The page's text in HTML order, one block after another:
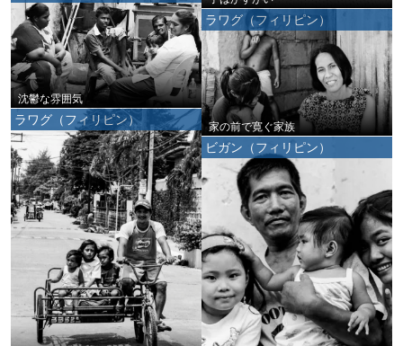
沈鬱な雰囲気
ラワグ（フィリピン）
家の前で寛ぐ家族
ラワグ（フィリピン）
ビガン（フィリピン）